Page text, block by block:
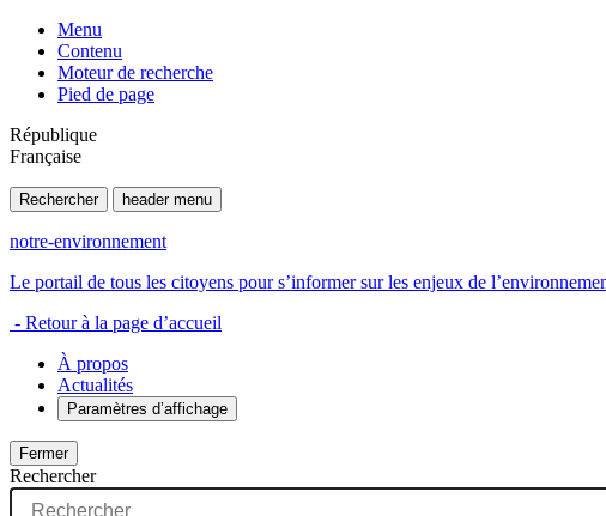
Menu
Contenu
Moteur de recherche
Pied de page
République
Française
Rechercher header menu
notre-environnement
Le portail de tous les citoyens pour s’informer sur les enjeux de
- Retour à la page d’accueil
À propos
Actualités
Paramètres d’affichage
Fermer
Rechercher